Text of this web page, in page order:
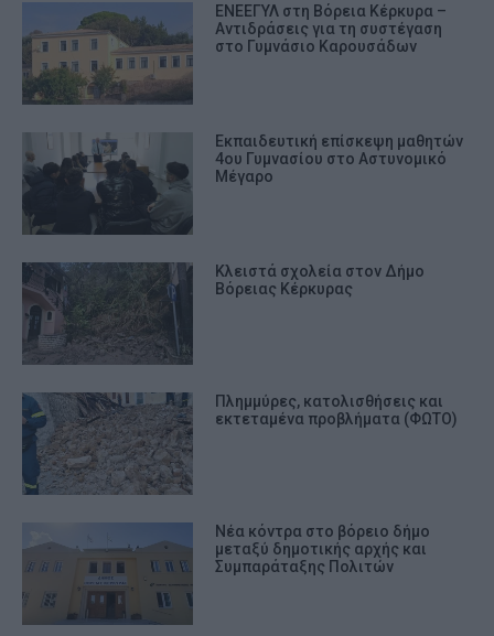
ΕΝΕΕΓΥΛ στη Βόρεια Κέρκυρα –
Αντιδράσεις για τη συστέγαση
στο Γυμνάσιο Καρουσάδων
Εκπαιδευτική επίσκεψη μαθητών
4ου Γυμνασίου στο Αστυνομικό
Μέγαρο
Κλειστά σχολεία στον Δήμο
Βόρειας Κέρκυρας
Πλημμύρες, κατολισθήσεις και
εκτεταμένα προβλήματα (ΦΩΤΟ)
Νέα κόντρα στο βόρειο δήμο
μεταξύ δημοτικής αρχής και
Συμπαράταξης Πολιτών